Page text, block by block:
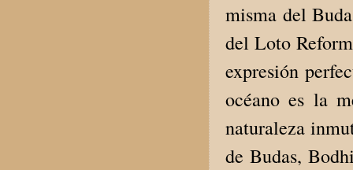
misma del
del Loto
expresión
océano es la
naturaleza
de Budas,